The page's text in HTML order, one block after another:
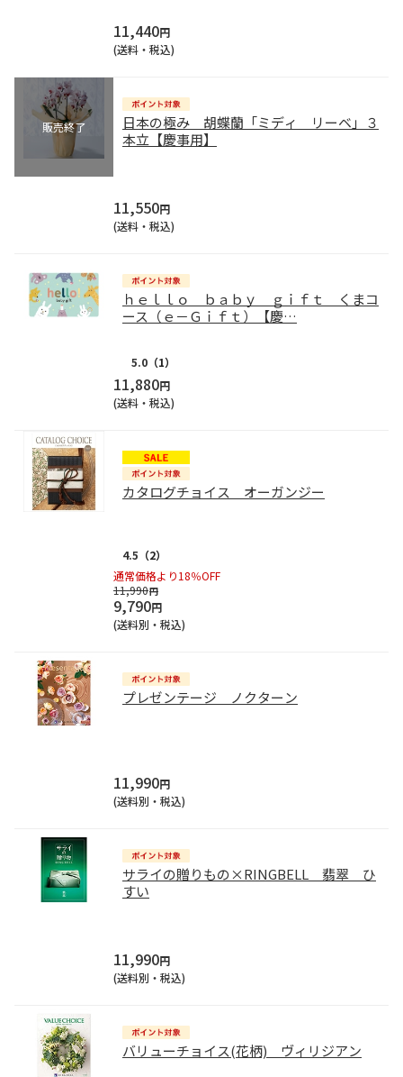
11,440円
(送料・税込)
日本の極み 胡蝶蘭「ミディ リーベ」３
本立【慶事用】
11,550円
(送料・税込)
ｈｅｌｌｏ ｂａｂｙ ｇｉｆｔ くまコ
ース（ｅ－Ｇｉｆｔ）【慶…
5.0 （1）
11,880円
(送料・税込)
カタログチョイス オーガンジー
4.5 （2）
通常価格より18％OFF
11,990円
9,790円
(送料別・税込)
プレゼンテージ ノクターン
11,990円
(送料別・税込)
サライの贈りもの×RINGBELL 翡翠 ひ
すい
11,990円
(送料別・税込)
バリューチョイス(花柄) ヴィリジアン